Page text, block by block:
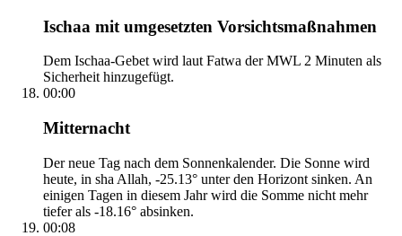
Ischaa mit umgesetzten Vorsichtsmaßnahmen
Dem Ischaa-Gebet wird laut Fatwa der MWL 2 Minuten als
Sicherheit hinzugefügt.
00:00
Mitternacht
Der neue Tag nach dem Sonnenkalender. Die Sonne wird
heute, in sha Allah, -25.13° unter den Horizont sinken. An
einigen Tagen in diesem Jahr wird die Somme nicht mehr
tiefer als -18.16° absinken.
00:08